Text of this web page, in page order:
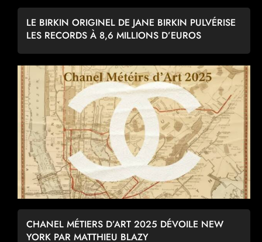
LE BIRKIN ORIGINEL DE JANE BIRKIN PULVÉRISE
LES RECORDS À 8,6 MILLIONS D’EUROS
CHANEL MÉTIERS D’ART 2025 DÉVOILE NEW
YORK PAR MATTHIEU BLAZY